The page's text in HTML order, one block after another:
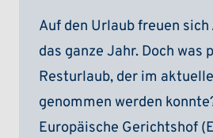
Auf den Urlaub freuen
das ganze Jahr. Doch was
Resturlaub, der im
genommen werden
Europäische Gerichtshof